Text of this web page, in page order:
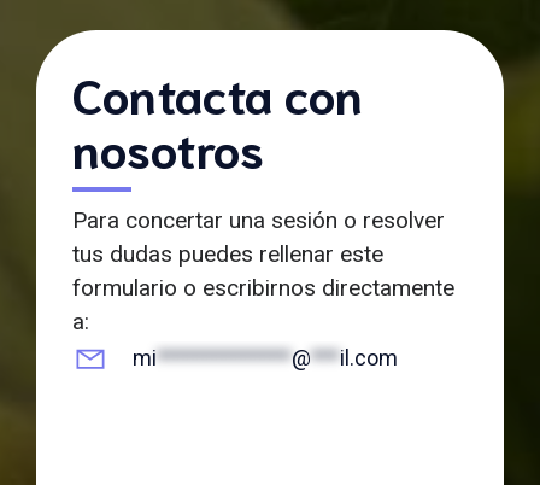
Contacta con
nosotros
Para concertar una sesión o resolver
tus dudas puedes rellenar este
formulario o escribirnos directamente
a:
mi**************@***il.com